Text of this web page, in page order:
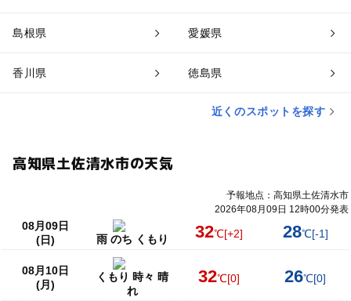
島根県 愛媛県
香川県 徳島県
近くのスポットを探す
高知県土佐清水市の天気
予報地点：高知県土佐清水市
2026年08月09日 12時00分発表
08月09日
(日)
雨 のち くもり 32℃[+2] 28℃[-1]
08月10日
(月)
くもり 時々 晴
れ
32℃[0] 26℃[0]